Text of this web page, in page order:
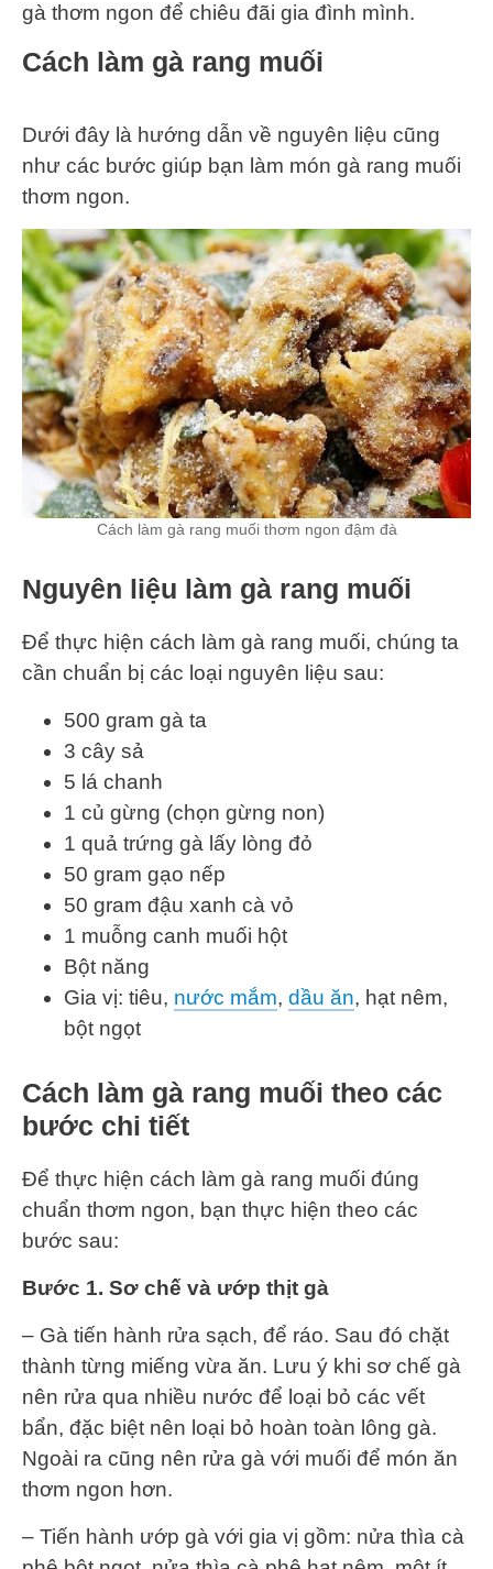
gà thơm ngon để chiêu đãi gia đình mình.
Cách làm gà rang muối
Dưới đây là hướng dẫn về nguyên liệu cũng
như các bước giúp bạn làm món gà rang muối
thơm ngon.
Cách làm gà rang muối thơm ngon đậm đà
Nguyên liệu làm gà rang muối
Để thực hiện cách làm gà rang muối, chúng ta
cần chuẩn bị các loại nguyên liệu sau:
500 gram gà ta
3 cây sả
5 lá chanh
1 củ gừng (chọn gừng non)
1 quả trứng gà lấy lòng đỏ
50 gram gạo nếp
50 gram đậu xanh cà vỏ
1 muỗng canh muối hột
Bột năng
Gia vị: tiêu, nước mắm, dầu ăn, hạt nêm,
bột ngọt
Cách làm gà rang muối theo các
bước chi tiết
Để thực hiện cách làm gà rang muối đúng
chuẩn thơm ngon, bạn thực hiện theo các
bước sau:
Bước 1. Sơ chế và ướp thịt gà
– Gà tiến hành rửa sạch, để ráo. Sau đó chặt
thành từng miếng vừa ăn. Lưu ý khi sơ chế gà
nên rửa qua nhiều nước để loại bỏ các vết
bẩn, đặc biệt nên loại bỏ hoàn toàn lông gà.
Ngoài ra cũng nên rửa gà với muối để món ăn
thơm ngon hơn.
– Tiến hành ướp gà với gia vị gồm: nửa thìa cà